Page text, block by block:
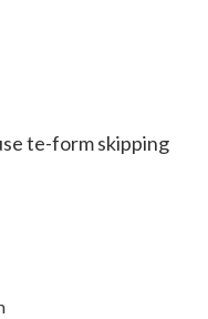
te-form skipping